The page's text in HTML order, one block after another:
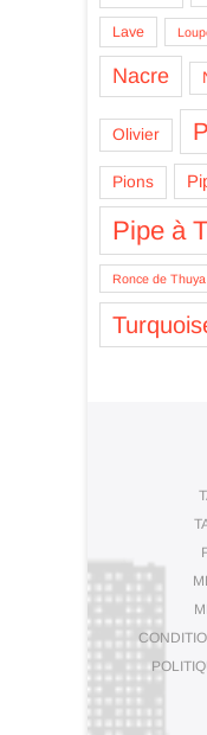
Lave
Nacre
Olivier
Pions
Pipe à
Ronce de Thuya